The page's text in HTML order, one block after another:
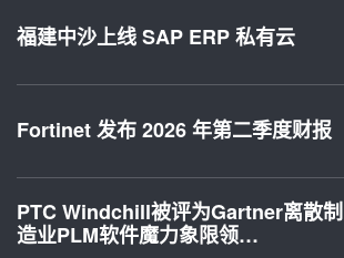
福建中沙上线 SAP ERP 私有云
Fortinet 发布 2026 年第二季度财报
PTC Windchill被评为Gartner离散制
造业PLM软件魔力象限领…